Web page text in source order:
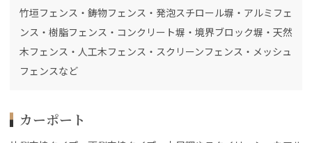
竹垣フェンス・鋳物フェンス・発泡スチロール塀・アルミフェ
ンス・樹脂フェンス・コンクリート塀・境界ブロック塀・天然
木フェンス・人工木フェンス・スクリーンフェンス・メッシュ
フェンスなど
カーポート